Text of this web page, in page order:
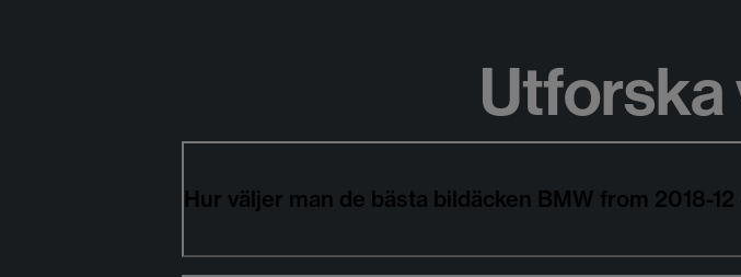
Utforska
Hur väljer man de bästa bildäcken BMW from 2018-